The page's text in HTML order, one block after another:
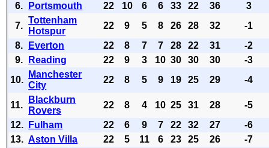
6.
Portsmouth 22 10 6 6 33 22 36
3
7.
Tottenham
Hotspur
22 9 5 8 26 28 32
-1
8.
Everton 22 8 7 7 28 22 31
-2
9.
Reading 22 9 3 10 30 30 30
-3
10.
Manchester
City
22 8 5 9 19 25 29 -4
11.
Blackburn
Rovers
22 8 4 10 25 31 28
-5
12.
Fulham 22 6 9 7 22 32 27
-6
13. Aston Villa 22 5 11 6 23 25 26
-7